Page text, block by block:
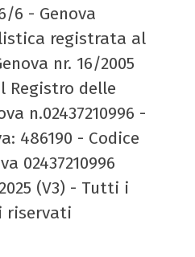
6 - Genova
registrata al
nr. 16/2005
Registro delle
n.02437210996 -
486190 - Codice
02437210996
(V3) - Tutti i